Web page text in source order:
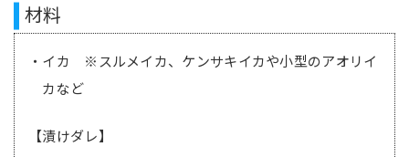
材料
・イカ ※スルメイカ、ケンサキイカや小型のアオリイ
カなど
【漬けダレ】